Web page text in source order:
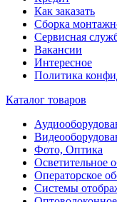
Как заказать
Сборка
Сервисная
Вакансии
Интересное
Политика
Каталог товаров
Фото, Оптика
Осветительное
Операторское
Системы